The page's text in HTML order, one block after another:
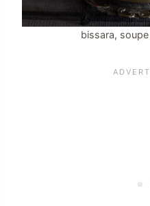
bissara,